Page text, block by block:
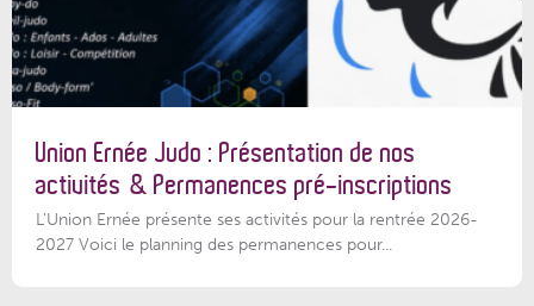
Union Ernée Judo : Présentation de nos
activités & Permanences pré-inscriptions
L'Union Ernée présente ses activités pour la rentrée 2026-
2027 Voici le planning des permanences pour...